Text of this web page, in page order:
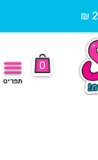
0
תפריט